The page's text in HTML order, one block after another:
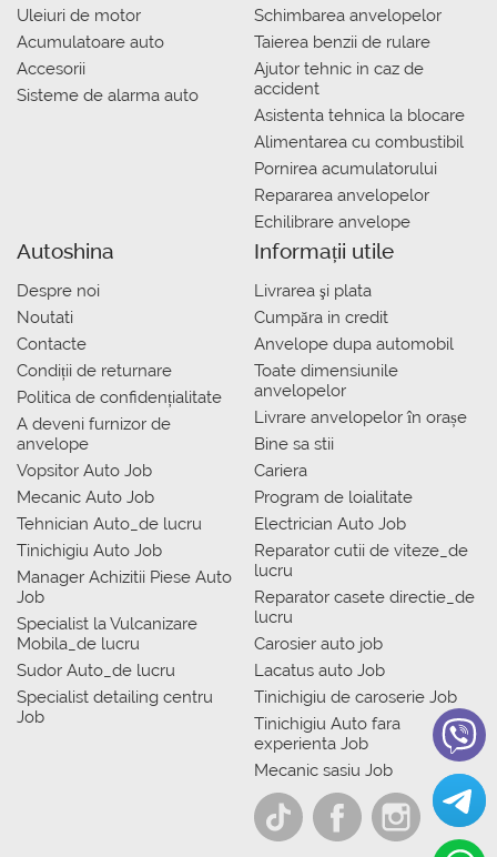
Uleiuri de motor
Acumulatoare auto
Accesorii
Sisteme de alarma auto
Schimbarea anvelopelor
Taierea benzii de rulare
Ajutor tehnic in caz de
accident
Asistenta tehnica la blocare
Alimentarea cu combustibil
Pornirea acumulatorului
Repararea anvelopelor
Echilibrare anvelope
Autoshina
Despre noi
Noutati
Contacte
Condiții de returnare
Politica de confidențialitate
A deveni furnizor de
anvelope
Vopsitor Auto Job
Mecanic Auto Job
Tehnician Auto_de lucru
Tinichigiu Auto Job
Manager Achizitii Piese Auto
Job
Specialist la Vulcanizare
Mobila_de lucru
Sudor Auto_de lucru
Specialist detailing centru
Job
Informații utile
Livrarea şi plata
Сumpăra in credit
Anvelope dupa automobil
Toate dimensiunile
anvelopelor
Livrare anvelopelor în orașe
Bine sa stii
Cariera
Program de loialitate
Electrician Auto Job
Reparator cutii de viteze_de
lucru
Reparator casete directie_de
lucru
Carosier auto job
Lacatus auto Job
Tinichigiu de caroserie Job
Tinichigiu Auto fara
experienta Job
Mecanic sasiu Job